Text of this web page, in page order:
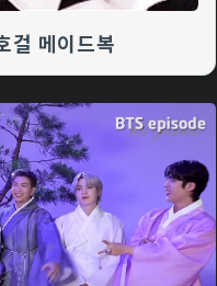
걸 메이드복